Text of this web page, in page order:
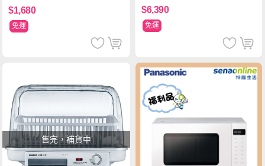
$1,680
免運
$6,390
免運
售完，補貨中